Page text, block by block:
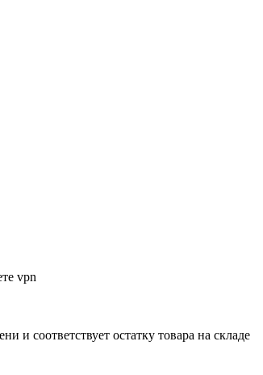
vpn
и соответствует остатку товара на складе